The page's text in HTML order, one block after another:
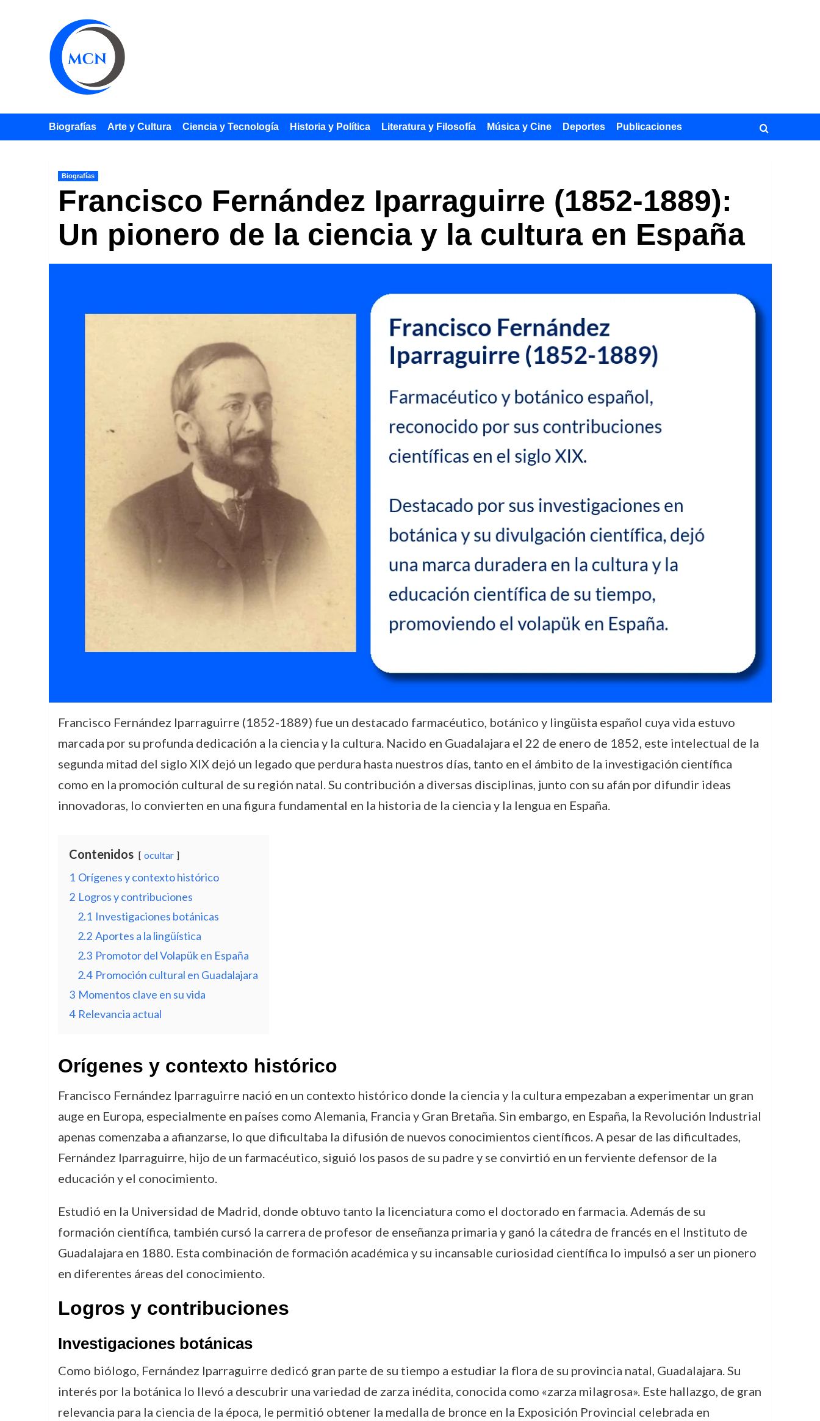
Biografías Arte y Cultura Ciencia y Tecnología Historia y Política Literatura y Filosofía Música y Cine Deportes Publicaciones
Biografías
Francisco Fernández Iparraguirre (1852-1889):
Un pionero de la ciencia y la cultura en España
Francisco Fernández Iparraguirre (1852-1889) fue un destacado farmacéutico, botánico y lingüista español cuya vida estuvo
marcada por su profunda dedicación a la ciencia y la cultura. Nacido en Guadalajara el 22 de enero de 1852, este intelectual de la
segunda mitad del siglo XIX dejó un legado que perdura hasta nuestros días, tanto en el ámbito de la investigación científica
como en la promoción cultural de su región natal. Su contribución a diversas disciplinas, junto con su afán por difundir ideas
innovadoras, lo convierten en una figura fundamental en la historia de la ciencia y la lengua en España.
Contenidos ocultar
1 Orígenes y contexto histórico
2 Logros y contribuciones
2.1 Investigaciones botánicas
2.2 Aportes a la lingüística
2.3 Promotor del Volapük en España
2.4 Promoción cultural en Guadalajara
3 Momentos clave en su vida
4 Relevancia actual
Orígenes y contexto histórico
Francisco Fernández Iparraguirre nació en un contexto histórico donde la ciencia y la cultura empezaban a experimentar un gran
auge en Europa, especialmente en países como Alemania, Francia y Gran Bretaña. Sin embargo, en España, la Revolución Industrial
apenas comenzaba a afianzarse, lo que dificultaba la difusión de nuevos conocimientos científicos. A pesar de las dificultades,
Fernández Iparraguirre, hijo de un farmacéutico, siguió los pasos de su padre y se convirtió en un ferviente defensor de la
educación y el conocimiento.
Estudió en la Universidad de Madrid, donde obtuvo tanto la licenciatura como el doctorado en farmacia. Además de su
formación científica, también cursó la carrera de profesor de enseñanza primaria y ganó la cátedra de francés en el Instituto de
Guadalajara en 1880. Esta combinación de formación académica y su incansable curiosidad científica lo impulsó a ser un pionero
en diferentes áreas del conocimiento.
Logros y contribuciones
Investigaciones botánicas
Como biólogo, Fernández Iparraguirre dedicó gran parte de su tiempo a estudiar la flora de su provincia natal, Guadalajara. Su
interés por la botánica lo llevó a descubrir una variedad de zarza inédita, conocida como «zarza milagrosa». Este hallazgo, de gran
relevancia para la ciencia de la época, le permitió obtener la medalla de bronce en la Exposición Provincial celebrada en